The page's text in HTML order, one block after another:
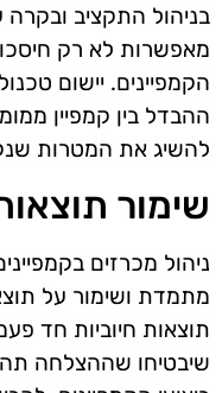
בניהול התקציב ובקרה
מאפשרות לא רק
הקמפיינים. יישום
ההבדל בין קמפיין
להשיג את המטרות
שימור
ניהול מכרזים
מתמדת ושימור על
תוצאות חיוביות חד
שיבטיחו שההצלחה